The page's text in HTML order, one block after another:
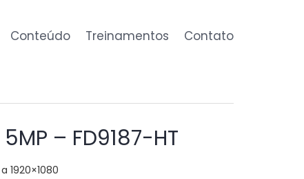
Conteúdo Treinamentos Contato
– FD9187-HT
1920×1080